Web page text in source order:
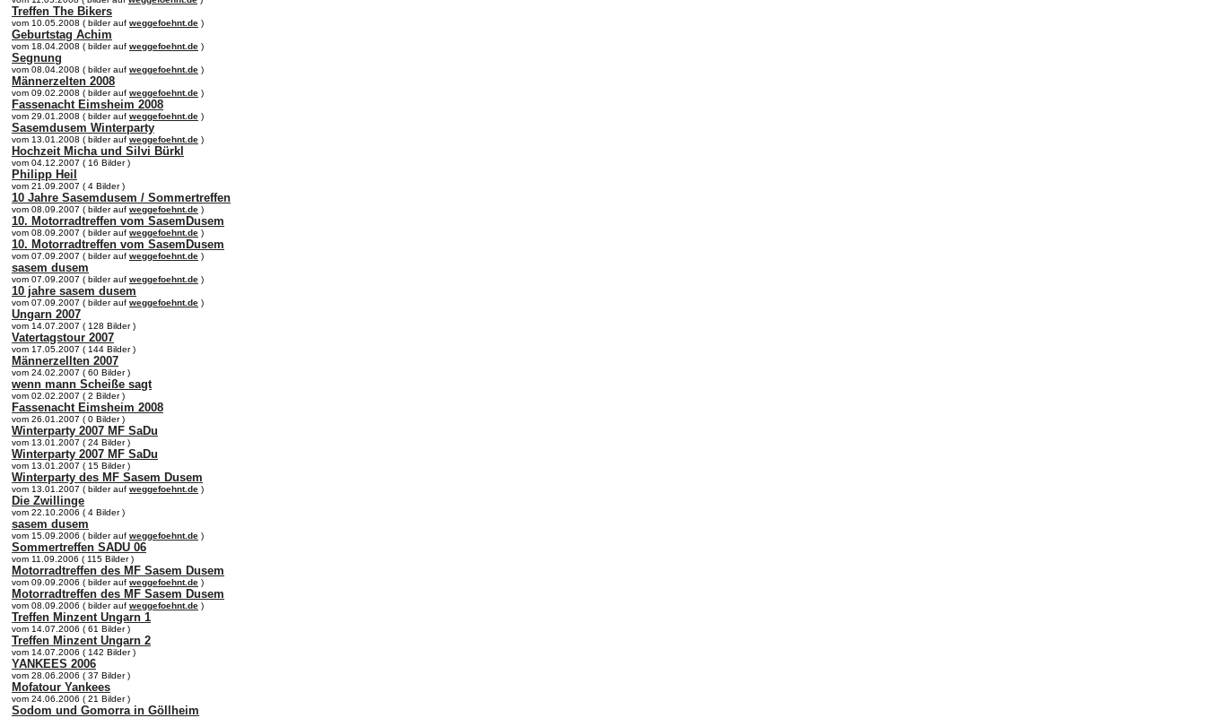
Treffen The Bikers
vom 10.05.2008 ( bilder auf weggefoehnt.de )
Geburtstag Achim
vom 18.04.2008 ( bilder auf weggefoehnt.de )
Segnung
vom 08.04.2008 ( bilder auf weggefoehnt.de )
Männerzelten 2008
vom 09.02.2008 ( bilder auf weggefoehnt.de )
Fassenacht Eimsheim 2008
vom 29.01.2008 ( bilder auf weggefoehnt.de )
Sasemdusem Winterparty
vom 13.01.2008 ( bilder auf weggefoehnt.de )
Hochzeit Micha und Silvi Bürkl
vom 04.12.2007 ( 16 Bilder )
Philipp Heil
vom 21.09.2007 ( 4 Bilder )
10 Jahre Sasemdusem / Sommertreffen
vom 08.09.2007 ( bilder auf weggefoehnt.de )
10. Motorradtreffen vom SasemDusem
vom 08.09.2007 ( bilder auf weggefoehnt.de )
10. Motorradtreffen vom SasemDusem
vom 07.09.2007 ( bilder auf weggefoehnt.de )
sasem dusem
vom 07.09.2007 ( bilder auf weggefoehnt.de )
10 jahre sasem dusem
vom 07.09.2007 ( bilder auf weggefoehnt.de )
Ungarn 2007
vom 14.07.2007 ( 128 Bilder )
Vatertagstour 2007
vom 17.05.2007 ( 144 Bilder )
Männerzellten 2007
vom 24.02.2007 ( 60 Bilder )
wenn mann Scheiße sagt
vom 02.02.2007 ( 2 Bilder )
Fassenacht Eimsheim 2008
vom 26.01.2007 ( 0 Bilder )
Winterparty 2007 MF SaDu
vom 13.01.2007 ( 24 Bilder )
Winterparty 2007 MF SaDu
vom 13.01.2007 ( 15 Bilder )
Winterparty des MF Sasem Dusem
vom 13.01.2007 ( bilder auf weggefoehnt.de )
Die Zwillinge
vom 22.10.2006 ( 4 Bilder )
sasem dusem
vom 15.09.2006 ( bilder auf weggefoehnt.de )
Sommertreffen SADU 06
vom 11.09.2006 ( 115 Bilder )
Motorradtreffen des MF Sasem Dusem
vom 09.09.2006 ( bilder auf weggefoehnt.de )
Motorradtreffen des MF Sasem Dusem
vom 08.09.2006 ( bilder auf weggefoehnt.de )
Treffen Minzent Ungarn 1
vom 14.07.2006 ( 61 Bilder )
Treffen Minzent Ungarn 2
vom 14.07.2006 ( 142 Bilder )
YANKEES 2006
vom 28.06.2006 ( 37 Bilder )
Mofatour Yankees
vom 24.06.2006 ( 21 Bilder )
Sodom und Gomorra in Göllheim